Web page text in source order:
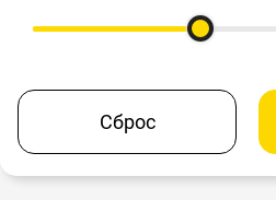
Сброс